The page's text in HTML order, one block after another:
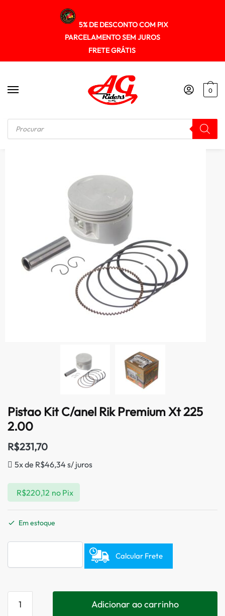
5% DE DESCONTO COM PIX
PARCELAMENTO SEM JUROS
FRETE GRÁTIS
0
Início / MOTOR
Pistao Kit C/anel Rik Premium Xt 225
2.00
R$231,70
5x de R$46,34 s/ juros
R$220,12 no Pix
Em estoque
Calcular Frete
Adicionar ao carrinho